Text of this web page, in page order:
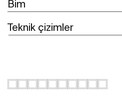
Bim
Teknik çizimler